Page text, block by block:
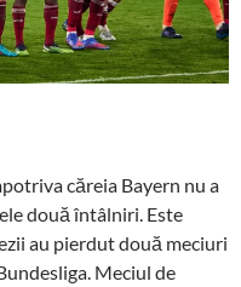
căreia Bayern nu a
două întâlniri. Este
au pierdut două meciuri
Meciul de